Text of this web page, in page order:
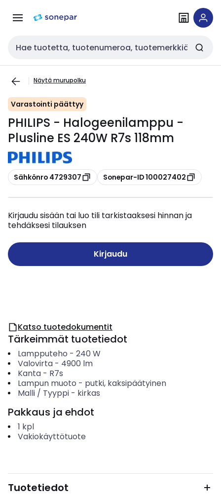
navigointiinsisältöön
Haku
Näytä murupolku
Varastointi päättyy
PHILIPS - Halogeenilamppu -
Plusline ES 240W R7s 118mm
Kopioi
Sähkönro 4729307 Kopioi
Sonepar-ID 100027402
Kirjaudu sisään tai luo tili tarkistaaksesi hinnan ja
tehdäksesi tilauksen
Kirjaudu
Katso tuotedokumentit
Tärkeimmät tuotetiedot
Lampputeho - 240 W
Valovirta- 4900 lm
Kanta- R7s
Lampun muoto - putki, kaksipäätyinen
Malli / Tyyppi- kirkas
Pakkaus ja ehdot
1 kpl
Vakiokäyttötuote
Tuotetiedot